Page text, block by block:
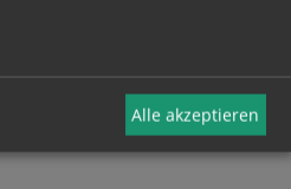
Alle akzeptieren